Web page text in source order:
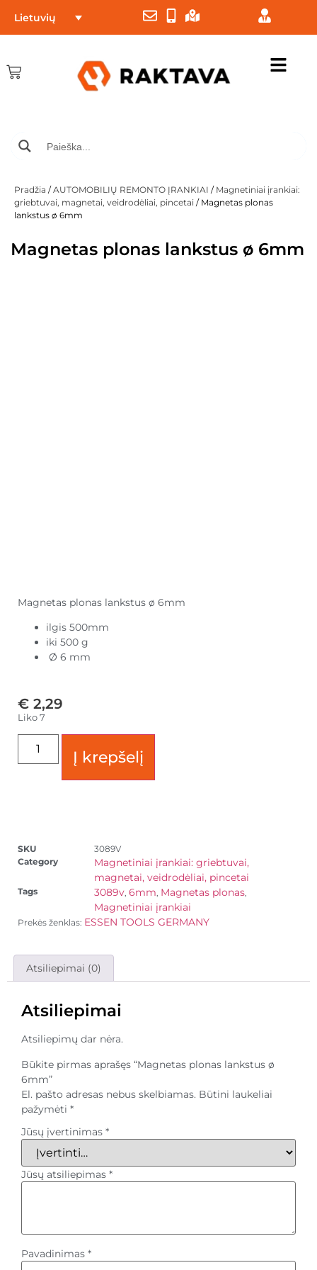
Lietuvių
Pradžia /AUTOMOBILIŲ REMONTO ĮRANKIAI / Magnetiniai įrankiai:
griebtuvai, magnetai, veidrodėliai, pincetai / Magnetas plonas
lankstus ø 6mm
Magnetas plonas lankstus ø 6mm
Magnetas plonas lankstus ø 6mm
ilgis 500mm
iki 500 g
Ø 6 mm
€ 2,29
Liko 7
Į krepšelį
SKU
3089V
Category
Magnetiniai įrankiai: griebtuvai,
magnetai, veidrodėliai, pincetai
Tags 3089v, 6mm, Magnetas plonas,
Magnetiniai įrankiai
Prekės ženklas: ESSEN TOOLS GERMANY
Atsiliepimai (0)
Atsiliepimai
Atsiliepimų dar nėra.
Būkite pirmas aprašęs “Magnetas plonas lankstus ø
6mm”
El. pašto adresas nebus skelbiamas. Būtini laukeliai
pažymėti *
Jūsų įvertinimas *
Jūsų atsiliepimas *
Pavadinimas *